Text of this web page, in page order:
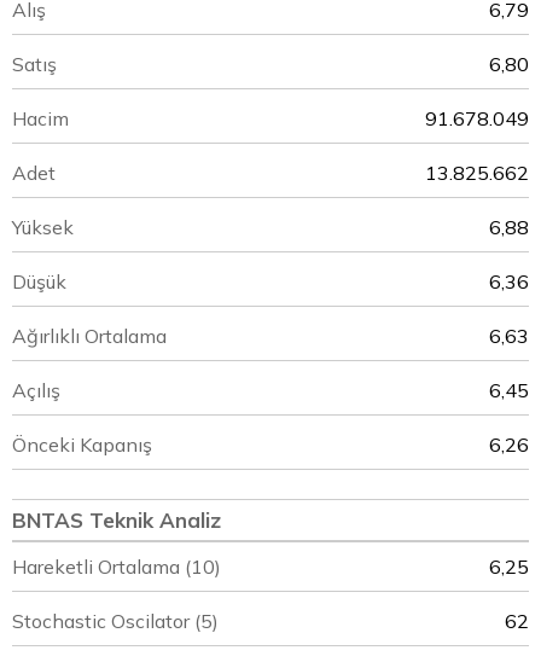
Alış 6,79
Satış 6,80
Hacim 91.678.049
Adet 13.825.662
Yüksek 6,88
Düşük 6,36
Ağırlıklı Ortalama 6,63
Açılış 6,45
Önceki Kapanış 6,26
BNTAS Teknik Analiz
Hareketli Ortalama (10) 6,25
Stochastic Oscilator (5) 62